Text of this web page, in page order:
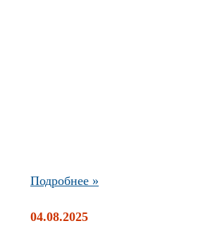
Подробнее »
04.08.2025